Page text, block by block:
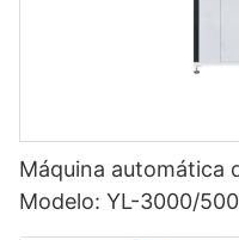
Máquina automática
Modelo: YL-3000/